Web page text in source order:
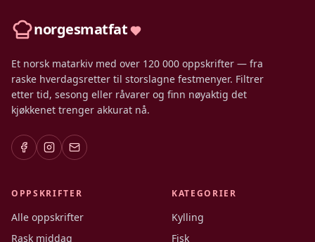
norgesmatfat
Et norsk matarkiv med over 120 000 oppskrifter — fra
raske hverdagsretter til storslagne festmenyer. Filtrer
etter tid, sesong eller råvarer og finn nøyaktig det
kjøkkenet trenger akkurat nå.
OPPSKRIFTER
Alle oppskrifter
Rask middag
KATEGORIER
Kylling
Fisk